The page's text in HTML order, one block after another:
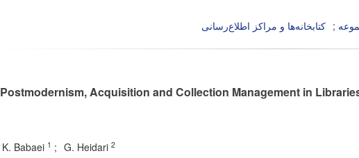
کتابخانه‏‌ها و مراکز اطلاع‌رسانی
Postmodernism, Acquisition and Collection Management in
K. Babaei 1 G. Heidari 2